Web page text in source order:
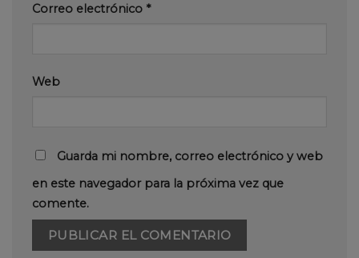
Correo electrónico *
Web
Guarda mi nombre, correo electrónico y web
en este navegador para la próxima vez que
comente.